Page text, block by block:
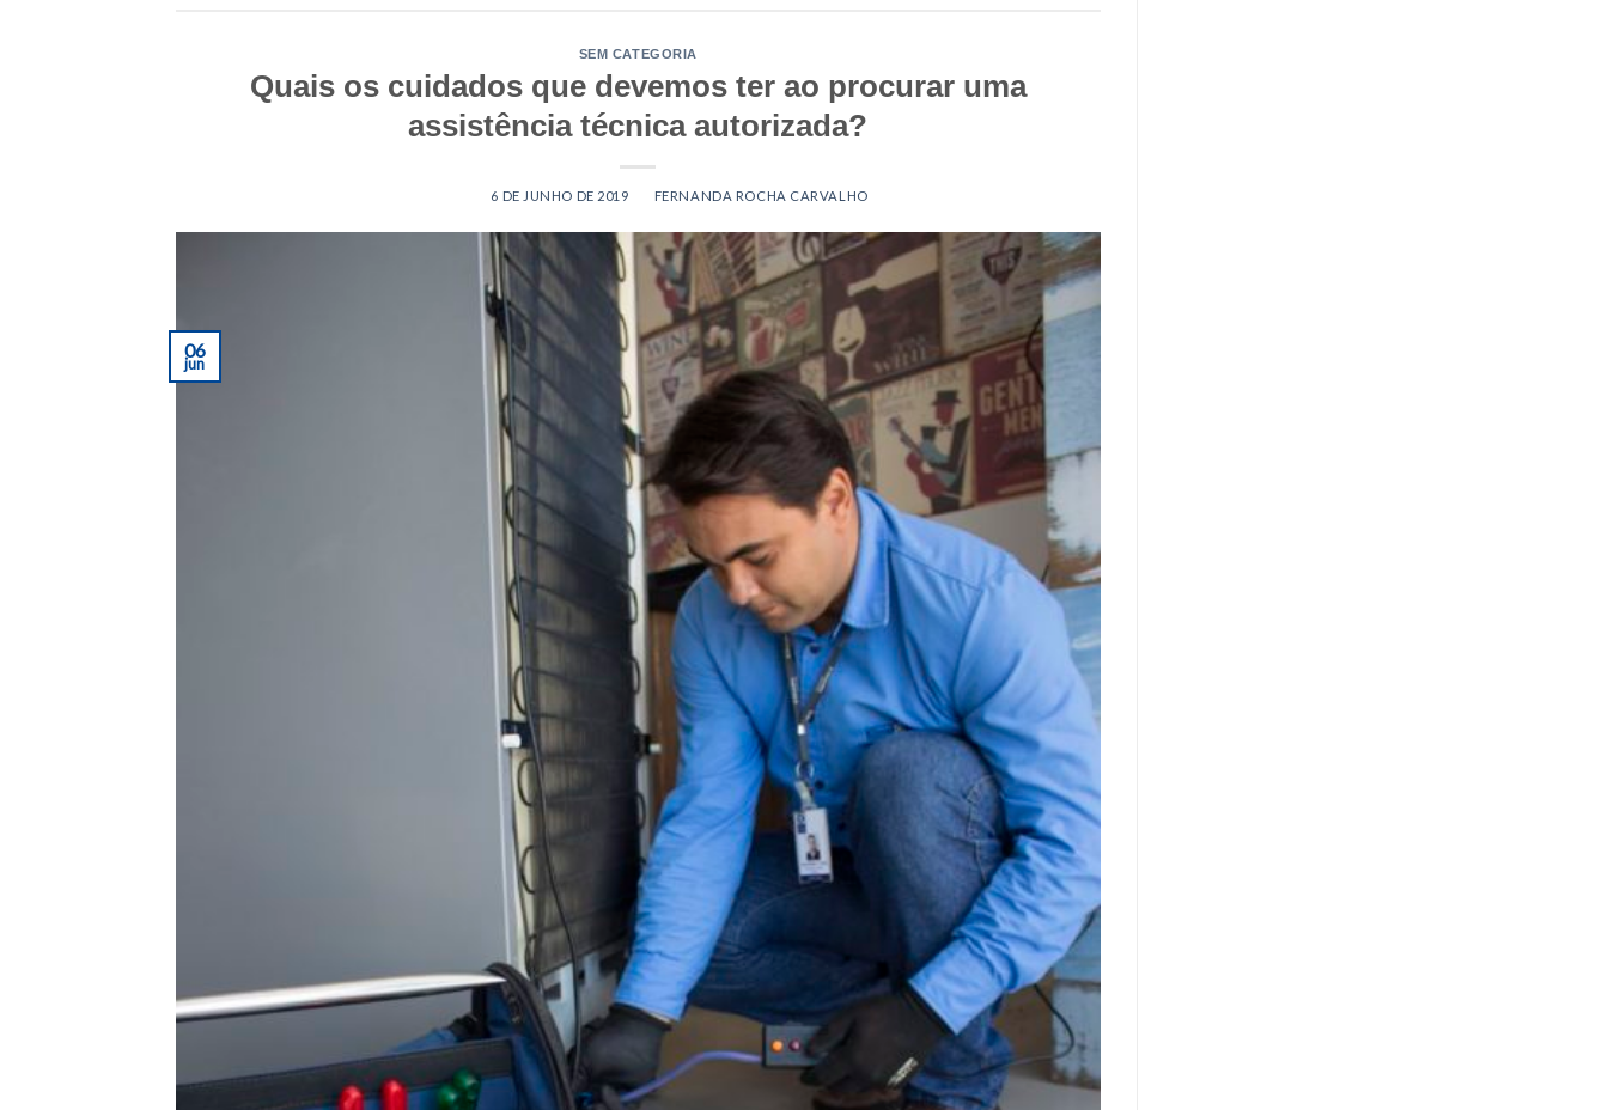
SEM CATEGORIA
Quais os cuidados que devemos ter ao procurar uma
assistência técnica autorizada?
6 DE JUNHO DE 2019 FERNANDA ROCHA CARVALHO
06
jun